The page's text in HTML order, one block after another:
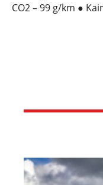
CO2 – 99 g/km ●